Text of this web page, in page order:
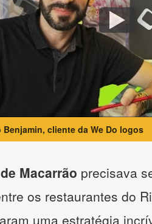
Benjamin, cliente da We Do logos
Macarrão precisava
os restaurantes do
uma estratégia